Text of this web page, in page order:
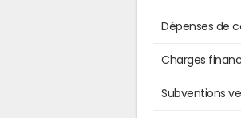
Dépenses de
Charges
Subventions